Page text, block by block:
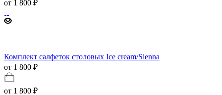
от 1 800 ₽
Комплект салфеток столовых Ice cream/Sienna
от 1 800 ₽
от 1 800 ₽